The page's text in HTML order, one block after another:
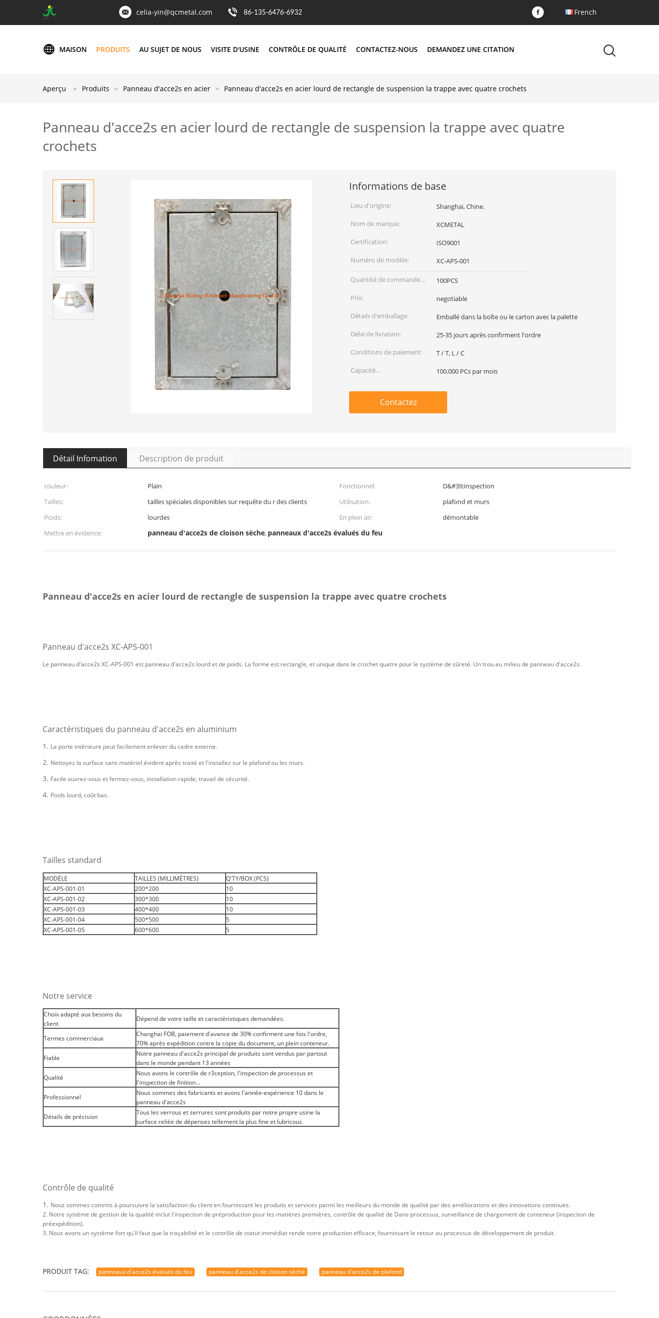
celia-yin@qcmetal.com 86-135-6476-6932 French
MAISON PRODUITS AU SUJET DE NOUS VISITE D'USINE CONTRÔLE DE QUALITÉ CONTACTEZ-NOUS DEMANDEZ UNE CITATION
Aperçu Produits Panneau d'acce2s en acier Panneau d'acce2s en acier lourd de rectangle de suspension la trappe avec quatre crochets
Panneau d'acce2s en acier lourd de rectangle de suspension la trappe avec quatre
crochets
Informations de base
Lieu d'origine:
Shanghai, Chine.
Nom de marque:
XCMETAL
Certification:
ISO9001
Numéro de modèle:
XC-APS-001
Quantité de commande
min:
100PCS
Prix:
negotiable
Détails d'emballage:
Emballé dans la boîte ou le carton avec la palette
Délai de livraison:
25-35 jours après confirment l'ordre
Conditions de paiement:
T / T, L / C
Capacité
100.000 PCs par mois
Contactez
Détail Infomation Description de produit
couleur: Plain Fonctionnel:
D&#39;inspection
Tailles:
tailles spéciales disponibles sur requête du r des clients Utilisation:
plafond et murs
Poids:
lourdes En plein air:
démontable
Mettre en évidence:
panneau d'acce2s de cloison sèche, panneaux d'acce2s évalués du feu
Panneau d'acce2s en acier lourd de rectangle de suspension la trappe avec quatre crochets
Panneau d'acce2s XC-APS-001
Le panneau d'acce2s XC-APS-001 est panneau d'acce2s lourd et de poids. La forme est rectangle, et unique dans le crochet quatre pour le système de sûreté. Un trou au milieu de panneau d'acce2s.
Caractéristiques du panneau d'acce2s en aluminium
1. La porte intérieure peut facilement enlever du cadre externe.
2. Nettoyez la surface sans matériel évident après traité et l'installez sur le plafond ou les murs.
3. Facile ouvrez-vous et fermez-vous, installation rapide, travail de sécurité.
4. Poids lourd, coût bas.
Tailles standard
MODÈLE TAILLES (MILLIMÈTRES)
Q'TY/BOX (PCS)
XC-APS-001-01
200*200
10
XC-APS-001-02
300*300
10
XC-APS-001-03
400*400
10
XC-APS-001-04
500*500
5
XC-APS-001-05
600*600 5
Notre service
Choix adapté aux besoins du
client
Dépend de votre taille et caractéristiques demandées.
Termes commerciaux
Changhaï FOB, paiement d'avance de 30% confirment une fois l'ordre,
70% après expédition contre la copie du document, un plein conteneur.
Fiable
Notre panneau d'acce2s principal de produits sont vendus par partout
dans le monde pendant 13 années
Qualité
Nous avons le contrôle de r3ception, l'inspection de processus et
l'inspection de finition…
Professionnel
Nous sommes des fabricants et avons l'année-expérience 10 dans le
panneau d'acce2s
Détails de précision
Tous les verrous et serrures sont produits par notre propre usine la
surface reliée de dépenses tellement la plus fine et lubricous.
Contrôle de qualité
1. Nous sommes commis à poursuivre la satisfaction du client en fournissant les produits et services parmi les meilleurs du monde de qualité par des améliorations et des innovations continues.
2. Notre système de gestion de la qualité inclut l'inspection de préproduction pour les matières premières, contrôle de qualité de Dans-processus, surveillance de chargement de conteneur (inspection de
préexpédition).
3. Nous avons un système fort qu'il faut que la traçabilité et le contrôle de statut immédiat rende notre production efficace, fournissant le retour au processus de développement de produit.
PRODUIT TAG: panneaux d'acce2s évalués du feu panneau d'acce2s de cloison sèche panneau d'acce2s de plafond